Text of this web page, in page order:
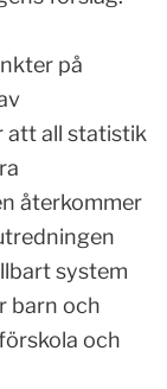
på
att all statistik
återkommer
system
barn och
och